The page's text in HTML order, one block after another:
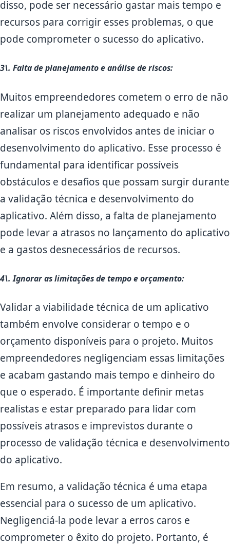
disso, pode ser necessário gastar mais tempo e
recursos para corrigir esses problemas, o que
pode comprometer o sucesso do aplicativo.
3\. Falta de planejamento e análise de riscos:
Muitos empreendedores cometem o erro de não
realizar um planejamento adequado e não
analisar os riscos envolvidos antes de iniciar o
desenvolvimento do aplicativo. Esse processo é
fundamental para identificar possíveis
obstáculos e desafios que possam surgir durante
a validação técnica e desenvolvimento do
aplicativo. Além disso, a falta de planejamento
pode levar a atrasos no lançamento do aplicativo
e a gastos desnecessários de recursos.
4\. Ignorar as limitações de tempo e orçamento:
Validar a viabilidade técnica de um aplicativo
também envolve considerar o tempo e o
orçamento disponíveis para o projeto. Muitos
empreendedores negligenciam essas limitações
e acabam gastando mais tempo e dinheiro do
que o esperado. É importante definir metas
realistas e estar preparado para lidar com
possíveis atrasos e imprevistos durante o
processo de validação técnica e desenvolvimento
do aplicativo.
Em resumo, a validação técnica é uma etapa
essencial para o sucesso de um aplicativo.
Negligenciá-la pode levar a erros caros e
comprometer o êxito do projeto. Portanto, é